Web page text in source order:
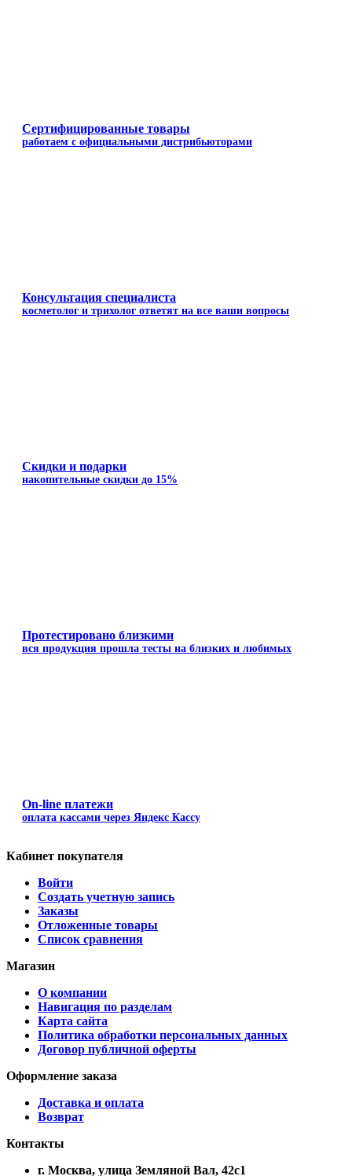
Сертифицированные товары
работаем с официальными дистрибьюторами
Консультация специалиста
косметолог и трихолог ответят на все ваши вопросы
Скидки и подарки
накопительные скидки до 15%
Протестировано близкими
вся продукция прошла тесты на близких и любимых
On-line платежи
оплата кассами через Яндекс Кассу
Кабинет покупателя
Войти
Создать учетную запись
Заказы
Отложенные товары
Список сравнения
Магазин
О компании
Навигация по разделам
Карта сайта
Политика обработки персональных данных
Договор публичной оферты
Оформление заказа
Доставка и оплата
Возврат
Контакты
г. Москва, улица Земляной Вал, 42с1